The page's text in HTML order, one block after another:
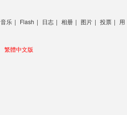
音乐 | Flash | 日志 | 相册 | 图片 | 投票 | 用
繁體中文版